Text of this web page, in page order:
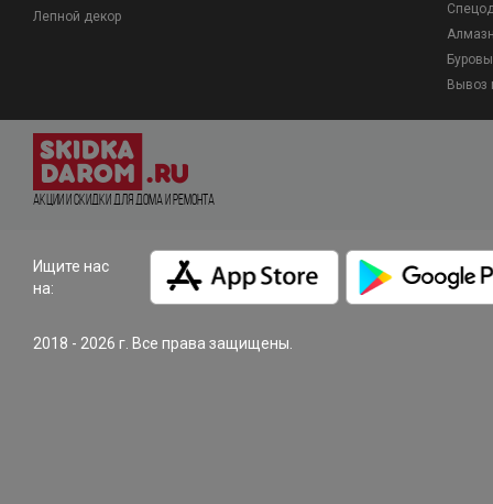
Лепной декор
Вывоз
Акции и Скидки для дома и ремонта
Ищите нас
на:
2018 - 2026 г. Все права защищены.